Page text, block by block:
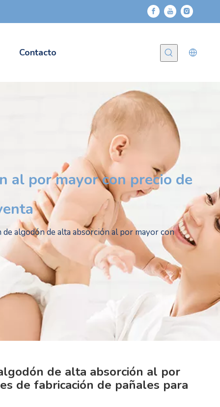
Contacto
al por mayor con precio de
algodón de alta absorción al por mayor con
de alta absorción al por
de fabricación de pañales para